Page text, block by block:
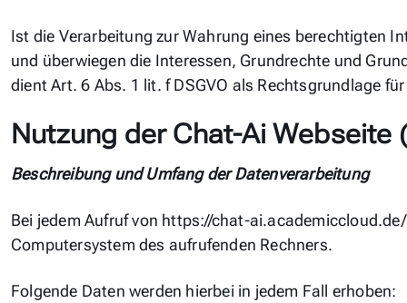
Ist die Verarbeitung zur Wahrung eines berechtigten
und überwiegen die Interessen, Grundrechte und
dient Art. 6 Abs. 1 lit. f DSGVO als Rechtsgrundlage
Nutzung der Chat-Ai Webseite
Beschreibung und Umfang der Datenverarbeitung
Bei jedem Aufruf von https://chat-
Computersystem des aufrufenden Rechners.
Folgende Daten werden hierbei in jedem Fall erhoben: